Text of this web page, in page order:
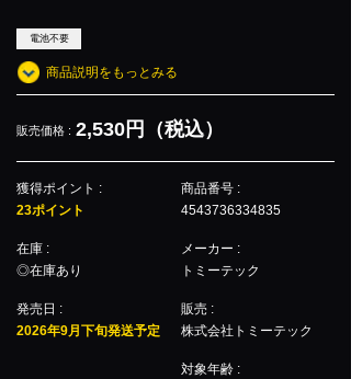
電池不要
商品説明をもっとみる
販売価格 : 2,530円（税込）
獲得ポイント :
23ポイント
在庫 :
◎在庫あり
発売日 :
2026年9月下旬発送予定
商品番号 :
4543736334835
メーカー :
トミーテック
販売 :
株式会社トミーテック
対象年齢 :